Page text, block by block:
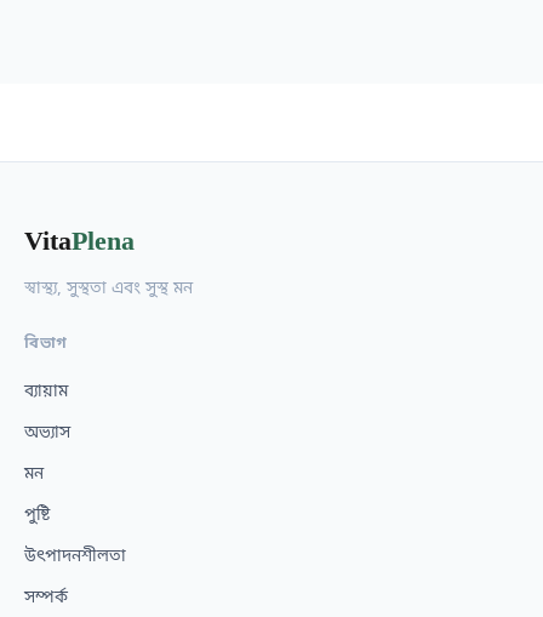
VitaPlena
স্বাস্থ্য, সুস্থতা এবং সুস্থ মন
বিভাগ
ব্যায়াম
অভ্যাস
মন
পুষ্টি
উৎপাদনশীলতা
সম্পর্ক